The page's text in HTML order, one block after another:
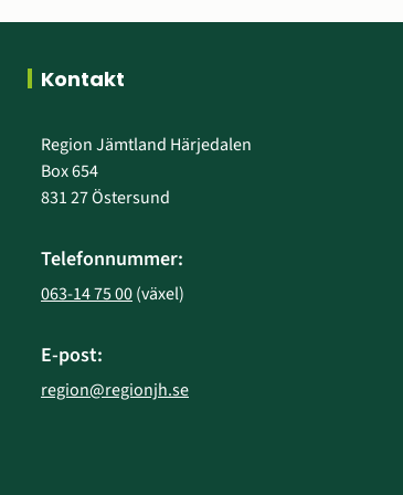
Kontakt
Region Jämtland Härjedalen
Box 654
831 27 Östersund
Telefonnummer:
063-14 75 00 (växel)
E-post:
region@regionjh.se